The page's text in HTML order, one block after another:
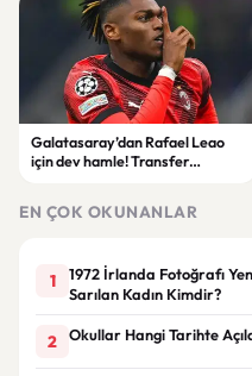
Galatasaray’dan Rafael Leao
için dev hamle! Transfer
EN ÇOK OKUNANLAR
1
1972 İrlanda Fotoğrafı
Sarılan Kadın Kimdir?
2 Okullar Hangi Tarihte